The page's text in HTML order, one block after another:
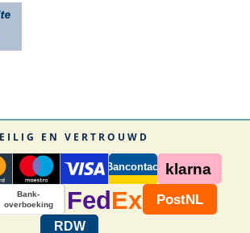
EN VERTROUWD
Bancontact klarna
Bank-
overboeking
Fed Ex PostNL
RDW